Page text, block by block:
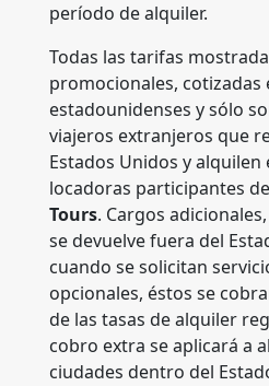
período de alquiler.
Todas las tarifas
promocionales, cotizadas
estadounidenses y sólo
viajeros extranjeros que
Estados Unidos y alquilen
locadoras participantes
Tours. Cargos
se devuelve fuera del
cuando se solicitan
opcionales, éstos se
de las tasas de alquiler
cobro extra se aplicará a
ciudades dentro del